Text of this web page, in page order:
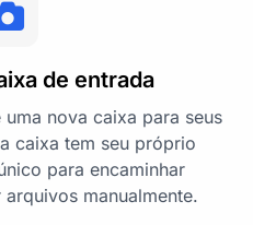
de entrada
nova caixa para seus
caixa tem seu próprio
para encaminhar
manualmente.